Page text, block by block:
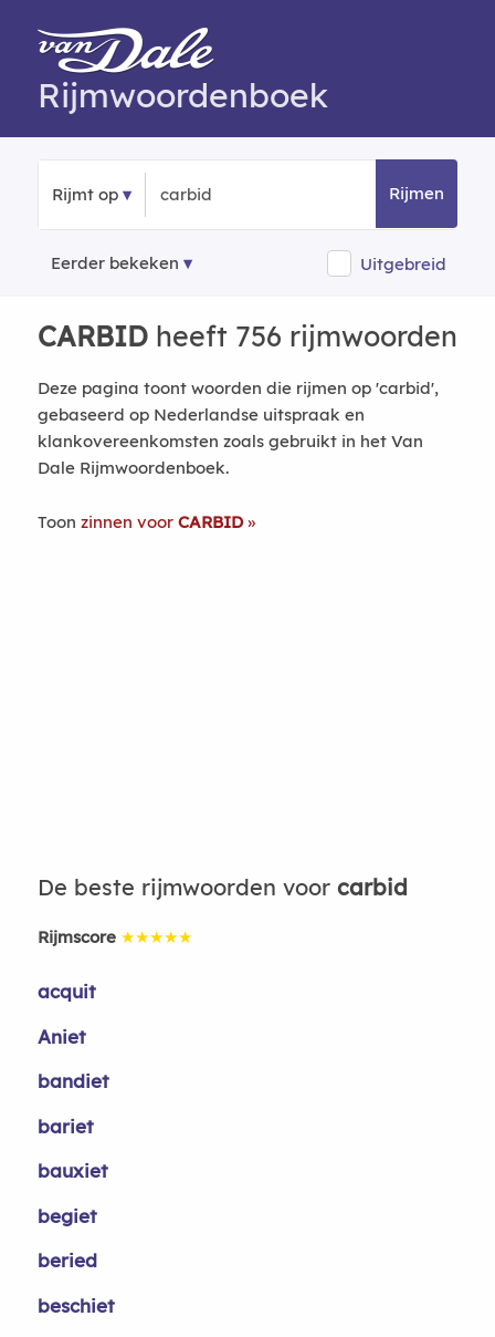
Rijmwoordenboek
Rijmt op Rijmen
Eerder bekeken Uitgebreid
CARBIDheeft 756 rijmwoorden
Deze pagina toont woorden die rijmen op 'carbid',
gebaseerd op Nederlandse uitspraak en
klankovereenkomsten zoals gebruikt in het Van
Dale Rijmwoordenboek.
Toon zinnen voor CARBID
De beste rijmwoorden voor carbid
Rijmscore ★★★★★
acquit
Aniet
bandiet
bariet
bauxiet
begiet
beried
beschiet